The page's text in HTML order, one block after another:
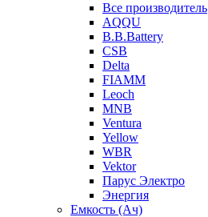
Все производитель
AQQU
B.B.Battery
CSB
Delta
FIAMM
Leoch
MNB
Ventura
Yellow
WBR
Vektor
Парус Электро
Энергия
Емкость (Ач)